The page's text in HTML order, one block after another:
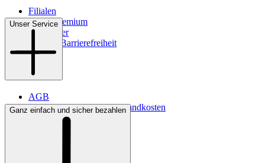
Filialen
WMS-Premium
Newsletter
Digitale Barrierefreiheit
Unser Service
AGB
Lieferbedingungen & Versandkosten
Bezahlung
Ganz einfach und sicher bezahlen